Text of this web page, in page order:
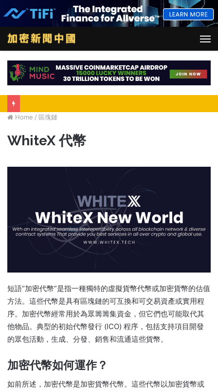
Home / 區塊鏈
WhiteX 代幣
短語“加密代幣”是指一種獨特的虛擬貨幣代幣或加密貨幣的估值
方法。 這些代幣是具有區塊鏈的可互換和可交易資產或實用程
序。 加密代幣經常用於為眾籌籌集資金，但它們也可能取代其
他物品。 典型的初始代幣發行 (ICO) 程序，包括支持項目開發
的眾包活動，生成、分發、銷售和流通這些貨幣。
加密代幣如何運作？
如前所述，加密代幣是加密貨幣代幣。 這些代幣以加密貨幣或